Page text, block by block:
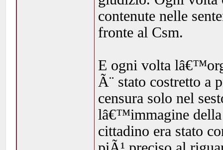
contenute nelle
fronte al Csm.
E ogni volta
Ã¨ stato costretto a
censura solo nel
lâ€™immagine della
cittadino era stato